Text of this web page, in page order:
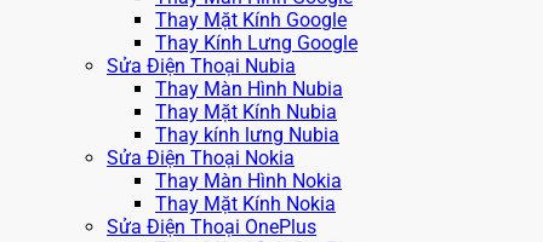
Thay Mặt Kính Google
Thay Kính Lưng Google
Sửa Điện Thoại Nubia
Thay Màn Hình Nubia
Thay Mặt Kính Nubia
Thay kính lưng Nubia
Sửa Điện Thoại Nokia
Thay Màn Hình Nokia
Thay Mặt Kính Nokia
Sửa Điện Thoại OnePlus